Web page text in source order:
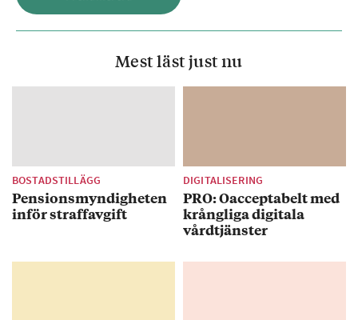
Mest läst just nu
BOSTADSTILLÄGG
Pensionsmyndigheten
inför straffavgift
DIGITALISERING
PRO: Oacceptabelt med
krångliga digitala
vårdtjänster